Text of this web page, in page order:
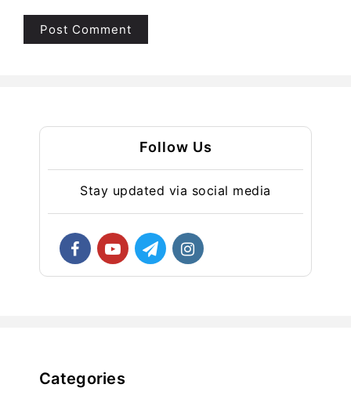
Follow Us
Stay updated via social media
Categories